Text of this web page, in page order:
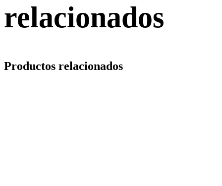
relacionados
Productos relacionados